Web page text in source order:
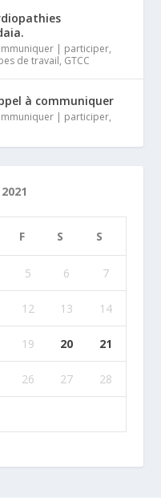
| participer,
de travail, GTCC
à communiquer
| participer,
F S S
5 6 7
12 13 14
19 20 21
26 27 28